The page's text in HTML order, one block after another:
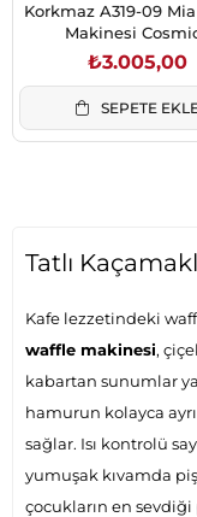
Korkmaz A319-09
Makinesi
₺3.005,00
SEPETE
Tatlı
Kafe lezzetindeki
waffle makinesi,
kabartan sunumlar
hamurun kolayca
sağlar. Isı kontrolü
yumuşak kıvamda
çocukların en sevdiği